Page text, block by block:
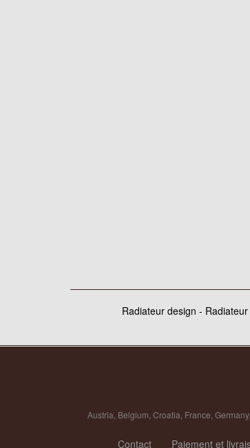
Radiateur design -
Austria, Belgium,Croatia, France,Germany,
Contact Paiement et